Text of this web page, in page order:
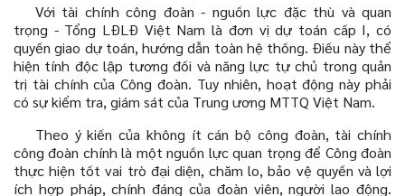
Với tài chính công đoàn - nguồn lực đặc thù và quan
trọng - Tổng LĐLĐ Việt Nam là đơn vị dự toán cấp I, có
quyền giao dự toán, hướng dẫn toàn hệ thống. Điều này thể
hiện tính độc lập tương đối và năng lực tự chủ trong quản
trị tài chính của Công đoàn. Tuy nhiên, hoạt động này phải
có sự kiểm tra, giám sát của Trung ương MTTQ Việt Nam.
Theo ý kiến của không ít cán bộ công đoàn, tài chính
công đoàn chính là một nguồn lực quan trọng để Công đoàn
thực hiện tốt vai trò đại diện, chăm lo, bảo vệ quyền và lợi
ích hợp pháp, chính đáng của đoàn viên, người lao động.